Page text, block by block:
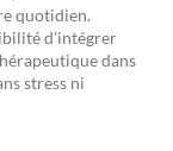
quotidien.
d'intégrer
dans
stress ni